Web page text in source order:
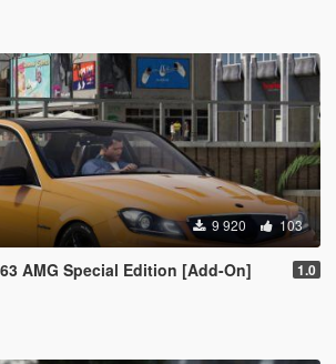
9 920 103
AMG Special Edition [Add-On] 1.0